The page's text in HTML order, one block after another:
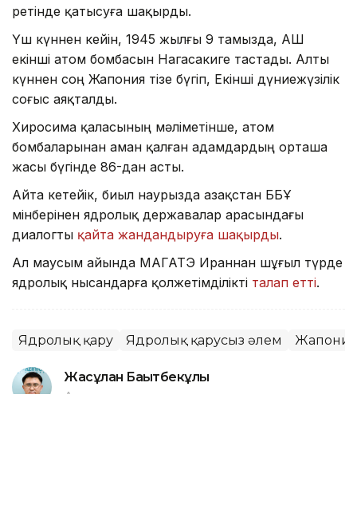
ретінде қатысуға шақырды.
Үш күннен кейін, 1945 жылғы 9 тамызда, АҚШ
екінші атом бомбасын Нагасакиге тастады. Алты
күннен соң Жапония тізе бүгіп, Екінші дүниежүзілік
соғыс аяқталды.
Хиросима қаласының мәліметінше, атом
бомбаларынан аман қалған адамдардың орташа
жасы бүгінде 86-дан асты.
Айта кетейік, биыл наурызда Қазақстан ББҰ
мінберінен ядролық державалар арасындағы
диалогты қайта жандандыруға шақырды.
Ал маусым айында МАГАТЭ Ираннан шұғыл түрде
ядролық нысандарға қолжетімділікті талап етті.
Ядролық қару Ядролық қарусыз әлем
Жасұлан Бақытбекұлы
Авторлар